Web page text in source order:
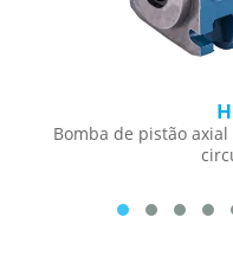
Bomba de pistão